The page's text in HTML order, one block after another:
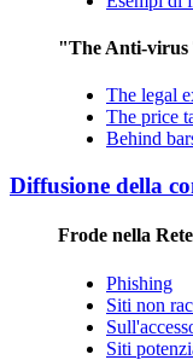
"The Anti-virus
The legal
The price
Behind
Diffusione della
Frode nella Rete
Phishing
Siti non
Siti